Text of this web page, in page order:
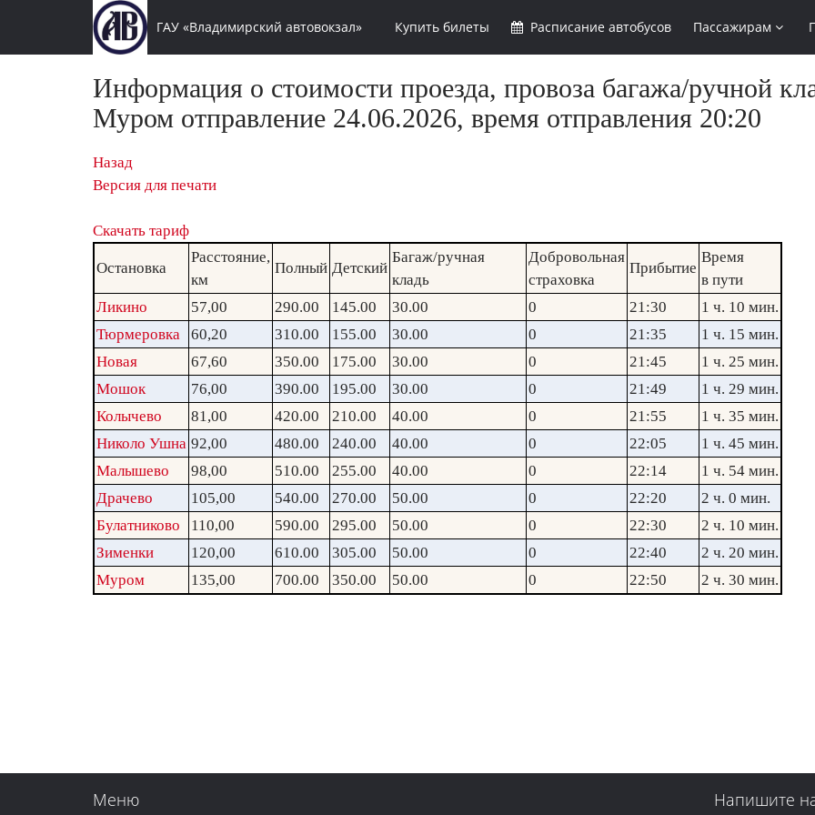
ГАУ «Владимирский автовокзал» Купить билеты Расписание автобусов Пассажирам
Информация о стоимости проезда, провоза багажа/ручной
Муром отправление 24.06.2026, время отправления 20:20
Назад
Версия для печати
Скачать тариф
Остановка
Расстояние,
км
Полный Детский
Багаж/ручная
кладь
Добровольная
страховка
Прибытие
Время
в пути
Ликино
57,00 290.00 145.00 30.00 0 21:30
1 ч. 10 мин.
Тюрмеровка
60,20 310.00 155.00 30.00 0 21:35
1 ч. 15 мин.
Новая
67,60 350.00 175.00 30.00 0 21:45
1 ч. 25 мин.
Мошок
76,00 390.00 195.00 30.00 0 21:49
1 ч. 29 мин.
Колычево
81,00 420.00 210.00 40.00 0 21:55
1 ч. 35 мин.
Николо Ушна 92,00 480.00 240.00 40.00 0 22:05
1 ч. 45 мин.
Малышево
98,00 510.00 255.00 40.00 0 22:14
1 ч. 54 мин.
Драчево
105,00 540.00 270.00 50.00 0 22:20
2 ч. 0 мин.
Булатниково
110,00 590.00 295.00 50.00 0 22:30
2 ч. 10 мин.
Зименки
120,00 610.00 305.00 50.00 0 22:40
2 ч. 20 мин.
Муром
135,00 700.00 350.00 50.00 0 22:50 2 ч. 30 мин.
Меню Напишите